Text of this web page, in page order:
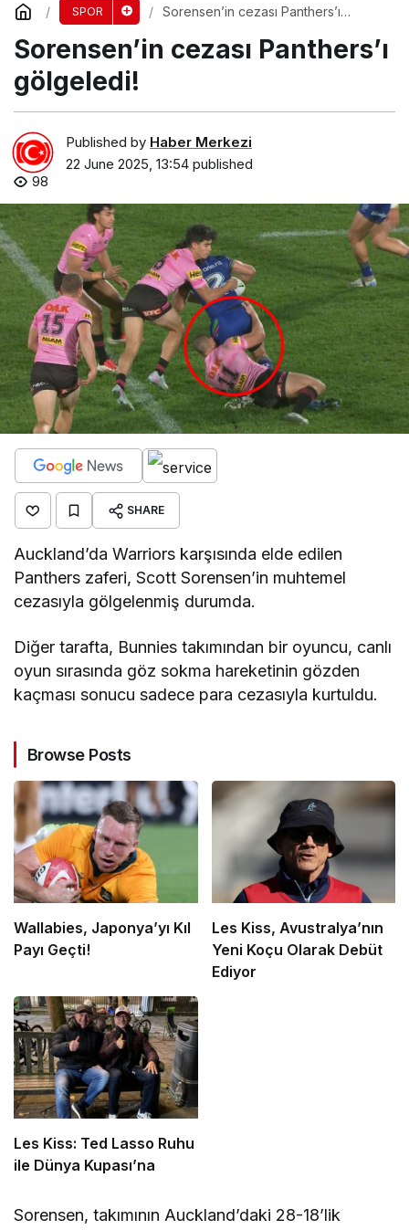
SPOR
Sorensen’in cezası Panthers’ı
Sorensen’in cezası Panthers’ı
gölgeledi!
Published by Haber Merkezi
22 June 2025, 13:54 published
98
SHARE
Auckland’da Warriors karşısında elde edilen
Panthers zaferi, Scott Sorensen’in muhtemel
cezasıyla gölgelenmiş durumda.
Diğer tarafta, Bunnies takımından bir oyuncu, canlı
oyun sırasında göz sokma hareketinin gözden
kaçması sonucu sadece para cezasıyla kurtuldu.
Browse Posts
Wallabies, Japonya’yı Kıl
Payı Geçti!
Les Kiss, Avustralya’nın
Yeni Koçu Olarak Debüt
Ediyor
Les Kiss: Ted Lasso Ruhu
ile Dünya Kupası’na
Sorensen, takımının Auckland’daki 28-18’lik